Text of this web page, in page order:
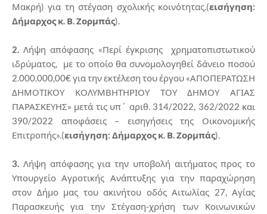
Μακρή) για τη στέγαση σχολικής κοινότητας.(εισήγηση:
Δήμαρχος κ. Β. Ζορμπάς).
2. Λήψη απόφασης «Περί έγκρισης χρηματοπιστωτικού
ιδρύματος, με το οποίο θα συνομολογηθεί δάνειο ποσού
2.000.000,00€ για την εκτέλεση του έργου «ΑΠΟΠΕΡΑΤΩΣΗ
ΔΗΜΟΤΙΚΟΥ ΚΟΛΥΜΒΗΤΗΡΙΟΥ ΤΟΥ ΔΗΜΟΥ ΑΓΙΑΣ
ΠΑΡΑΣΚΕΥΗΣ» μετά τις υπ΄ αριθ. 314/2022, 362/2022 και
390/2022 αποφάσεις – εισηγήσεις της Οικονομικής
Επιτροπής».(εισήγηση: Δήμαρχος κ. Β. Ζορμπάς).
3. Λήψη απόφασης για την υποβολή αιτήματος προς το
Υπουργείο Αγροτικής Ανάπτυξης για την παραχώρηση
στον Δήμο μας του ακινήτου οδός Αιτωλίας 27, Αγίας
Παρασκευής για την Στέγαση-χρήση των Κοινωνικών